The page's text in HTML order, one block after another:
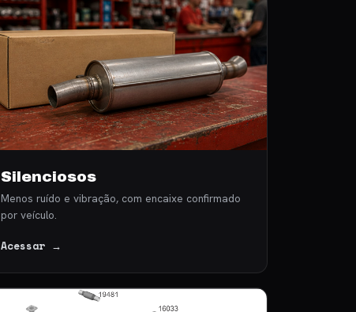
Silenciosos
Menos ruído e vibração, com encaixe confirmado
por veículo.
Acessar →